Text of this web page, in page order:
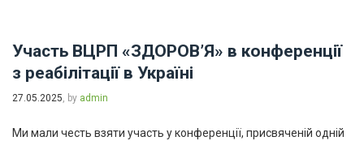
Участь ВЦРП «ЗДОРОВʼЯ» в конференції
з реабілітації в Україні
27.05.2025, by admin
Ми мали честь взяти участь у конференції, присвяченій одній